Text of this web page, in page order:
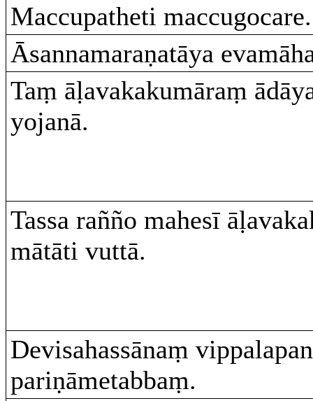
Maccupatheti maccugocare.
Āsannamaraṇatāya
Taṃ āḷavakakumāraṃ
yojanā.
Tassa rañño mahesī
mātāti vuttā.
Devisahassānaṃ
pariṇāmetabbaṃ.